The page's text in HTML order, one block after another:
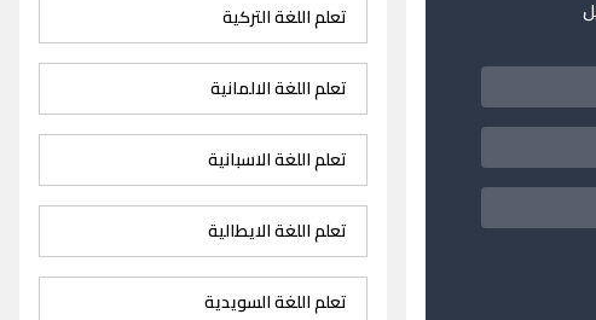
تعلم اللغة التركية
تعلم اللغة الالمانية
تعلم اللغة الاسبانية
تعلم اللغة الايطالية
تعلم اللغة السويدية